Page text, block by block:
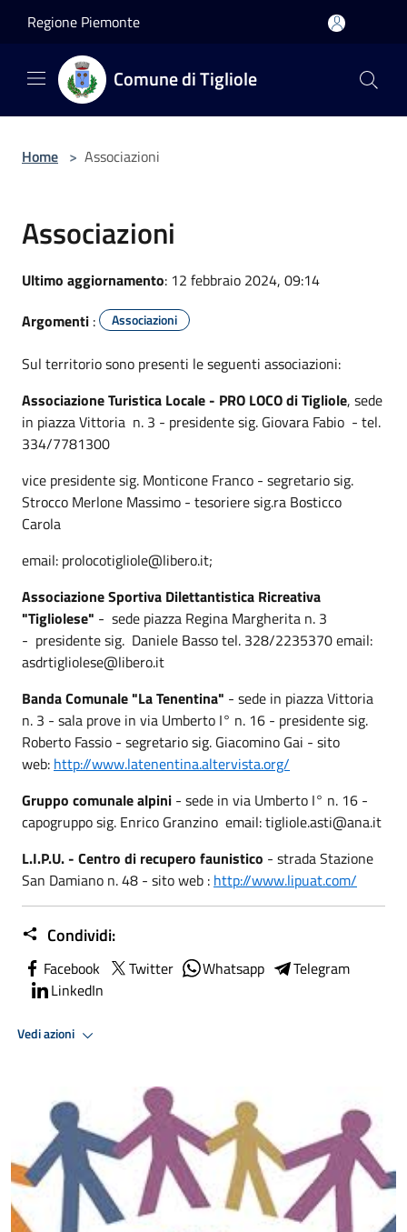
Regione Piemonte
Comune di Tigliole
Home > Associazioni
Associazioni
Ultimo aggiornamento: 12 febbraio 2024, 09:14
Argomenti : Associazioni
Sul territorio sono presenti le seguenti associazioni:
Associazione Turistica Locale - PRO LOCO di Tigliole, sede
in piazza Vittoria n. 3 - presidente sig. Giovara Fabio - tel.
334/7781300
vice presidente sig. Monticone Franco - segretario sig.
Strocco Merlone Massimo - tesoriere sig.ra Bosticco
Carola
email: prolocotigliole@libero.it;
Associazione Sportiva Dilettantistica Ricreativa
"Tigliolese" - sede piazza Regina Margherita n. 3
- presidente sig. Daniele Basso tel. 328/2235370 email:
asdrtigliolese@libero.it
Banda Comunale "La Tenentina" - sede in piazza Vittoria
n. 3 - sala prove in via Umberto I° n. 16 - presidente sig.
Roberto Fassio - segretario sig. Giacomino Gai - sito
web: http://www.latenentina.altervista.org/
Gruppo comunale alpini - sede in via Umberto I° n. 16 -
capogruppo sig. Enrico Granzino email: tigliole.asti@ana.it
L.I.P.U. - Centro di recupero faunistico - strada Stazione
San Damiano n. 48 - sito web : http://www.lipuat.com/
Condividi:
Facebook Twitter Whatsapp
Telegram
LinkedIn
Vedi azioni